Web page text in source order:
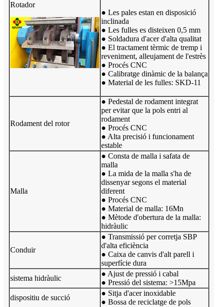
Rotador
● Les pales estan en disposició
inclinada
● Les fulles es disteixen 0,5 mm
● Soldadura d'acer d'alta qualitat
● El tractament tèrmic de tremp i
reveniment, alleujament de l'estrès
● Procés CNC
● Calibratge dinàmic de la balança
● Material de les fulles: SKD-11
Rodament del rotor
● Pedestal de rodament integrat
per evitar que la pols entri al
rodament
● Procés CNC
● Alta precisió i funcionament
estable
Malla
● Consta de malla i safata de
malla
● La mida de la malla s'ha de
dissenyar segons el material
diferent
● Procés CNC
● Material de malla: 16Mn
● Mètode d'obertura de la malla:
hidràulic
Conduir
● Transmissió per corretja SBP
d'alta eficiència
● Caixa de canvis d'alt parell i
superfície dura
sistema hidràulic
● Ajust de pressió i cabal
● Pressió del sistema: >15Mpa
dispositiu de succió
● Sitja d'acer inoxidable
● Bossa de reciclatge de pols